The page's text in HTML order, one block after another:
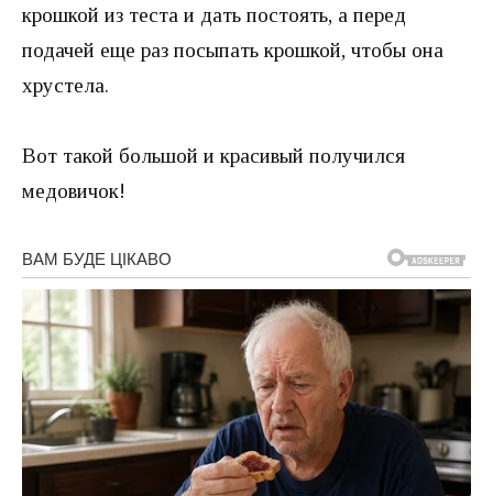
крошкой из теста и дать постоять, а перед
подачей еще раз посыпать крошкой, чтобы она
хрустела.
Вот такой большой и красивый получился
медовичок!